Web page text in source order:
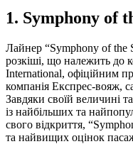
1. Symphony of
Лайнер “Symphony of the
розкіші, що належить до
International, офіційним
компанія Експрес-вояж,
Завдяки своїй величині
із найбільших та
свого відкриття,
та найвищих оцінок